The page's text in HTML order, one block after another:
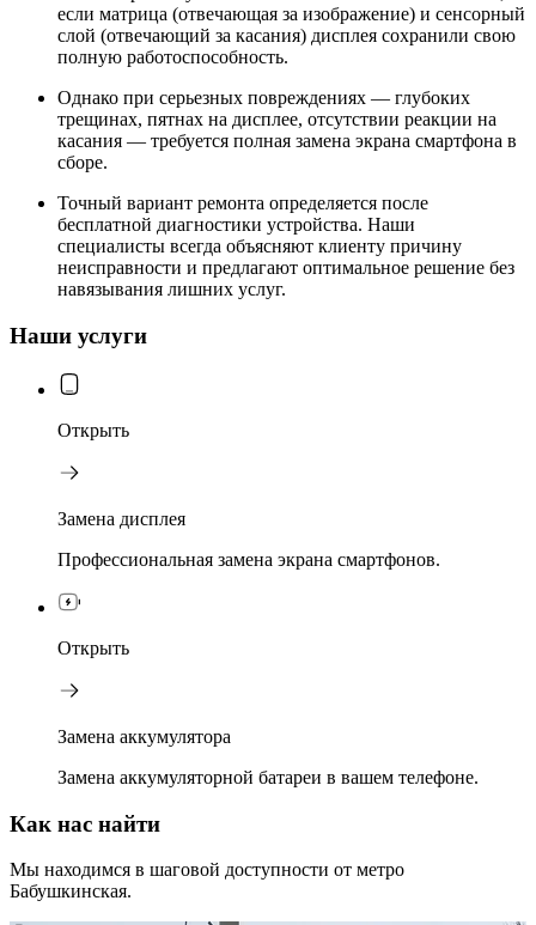
если матрица (отвечающая за изображение) и сенсорный
слой (отвечающий за касания) дисплея сохранили свою
полную работоспособность.
Однако при серьезных повреждениях — глубоких
трещинах, пятнах на дисплее, отсутствии реакции на
касания — требуется полная замена экрана смартфона в
сборе.
Точный вариант ремонта определяется после
бесплатной диагностики устройства. Наши
специалисты всегда объясняют клиенту причину
неисправности и предлагают оптимальное решение без
навязывания лишних услуг.
Наши услуги
Открыть
Замена дисплея
Профессиональная замена экрана смартфонов.
Открыть
Замена аккумулятора
Замена аккумуляторной батареи в вашем телефоне.
Как нас найти
Мы находимся в шаговой доступности от метро
Бабушкинская.